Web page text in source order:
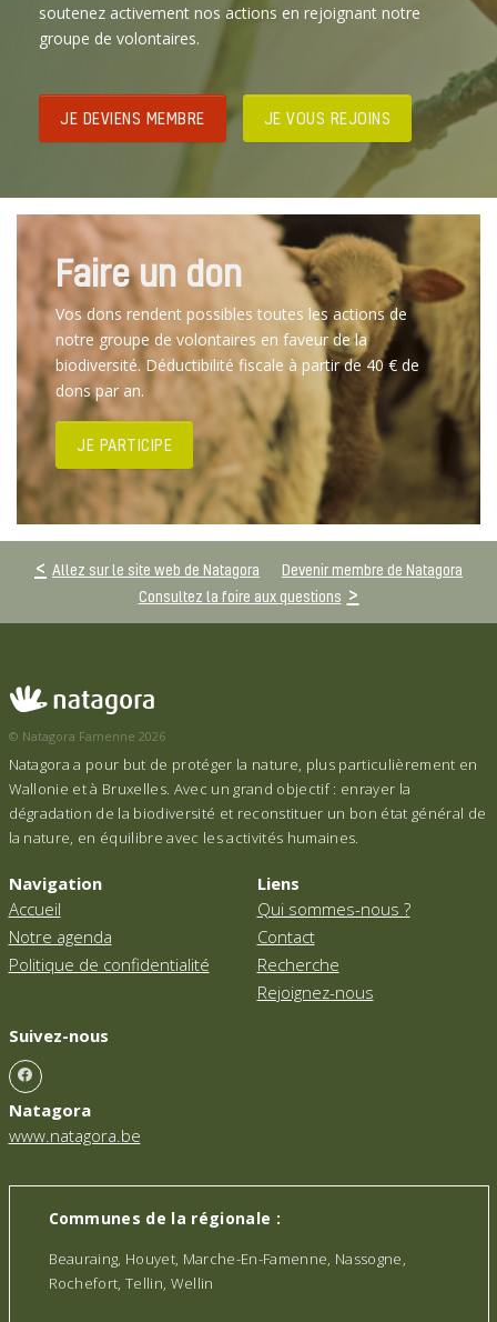
soutenez activement nos actions en rejoignant notre
groupe de volontaires.
JE DEVIENS MEMBRE JE VOUS REJOINS
Faire un don
Vos dons rendent possibles toutes les actions de
notre groupe de volontaires en faveur de la
biodiversité. Déductibilité fiscale à partir de 40 € de
dons par an.
JE PARTICIPE
Allez sur le site web de Natagora
Devenir membre de Natagora
Consultez la foire aux questions
© Natagora Famenne 2026
Natagora a pour but de protéger la nature, plus particulièrement en
Wallonie et à Bruxelles. Avec un grand objectif : enrayer la
dégradation de la biodiversité et reconstituer un bon état général de
la nature, en équilibre avec les activités humaines.
Navigation
Accueil
Notre agenda
Politique de confidentialité
Liens
Qui sommes-nous ?
Contact
Recherche
Rejoignez-nous
Suivez-nous
Natagora
www.natagora.be
Communes de la régionale :
Beauraing, Houyet, Marche-En-Famenne, Nassogne,
Rochefort, Tellin, Wellin